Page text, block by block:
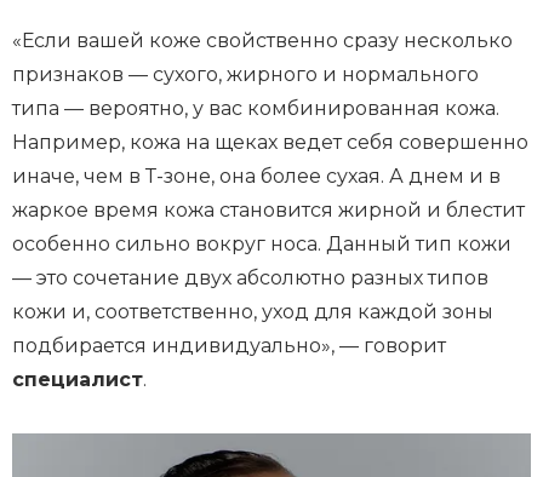
«Если вашей коже свойственно сразу несколько
признаков — сухого, жирного и нормального
типа — вероятно, у вас комбинированная кожа.
Например, кожа на щеках ведет себя совершенно
иначе, чем в Т-зоне, она более сухая. А днем и в
жаркое время кожа становится жирной и блестит
особенно сильно вокруг носа. Данный тип кожи
— это сочетание двух абсолютно разных типов
кожи и, соответственно, уход для каждой зоны
подбирается индивидуально», — говорит
специалист.